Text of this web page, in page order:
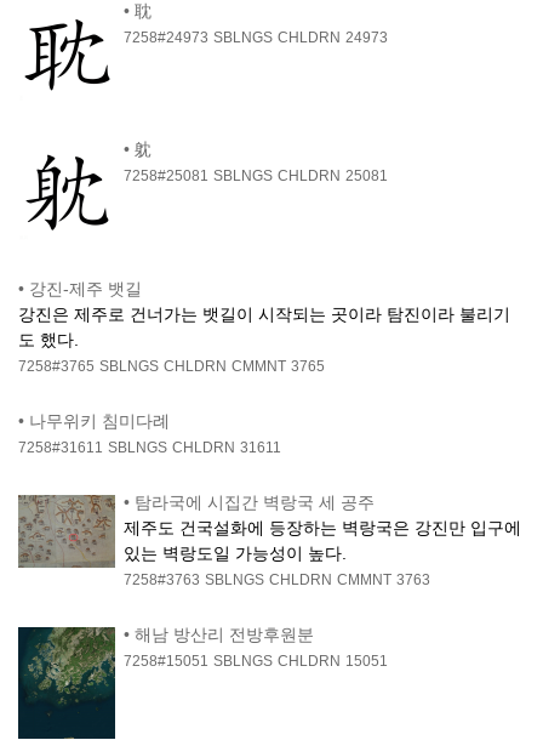
• 耽
7258#24973 SBLNGS CHLDRN 24973
• 躭
7258#25081 SBLNGS CHLDRN 25081
• 강진-제주 뱃길
강진은 제주로 건너가는 뱃길이 시작되는 곳이라 탐진이라 불리기
도 했다.
7258#3765 SBLNGS CHLDRN CMMNT 3765
• 나무위키 침미다례
7258#31611 SBLNGS CHLDRN 31611
• 탐라국에 시집간 벽랑국 세 공주
제주도 건국설화에 등장하는 벽랑국은 강진만 입구에
있는 벽랑도일 가능성이 높다.
7258#3763 SBLNGS CHLDRN CMMNT 3763
• 해남 방산리 전방후원분
7258#15051 SBLNGS CHLDRN 15051